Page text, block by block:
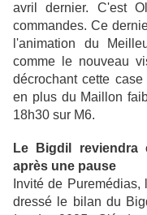
avril dernier. C'est
commandes. Ce
l'animation du
comme le nouveau
décrochant cette
en plus du Maillon
18h30 sur M6.
Le Bigdil reviendra
après une pause
Invité de
dressé le bilan du